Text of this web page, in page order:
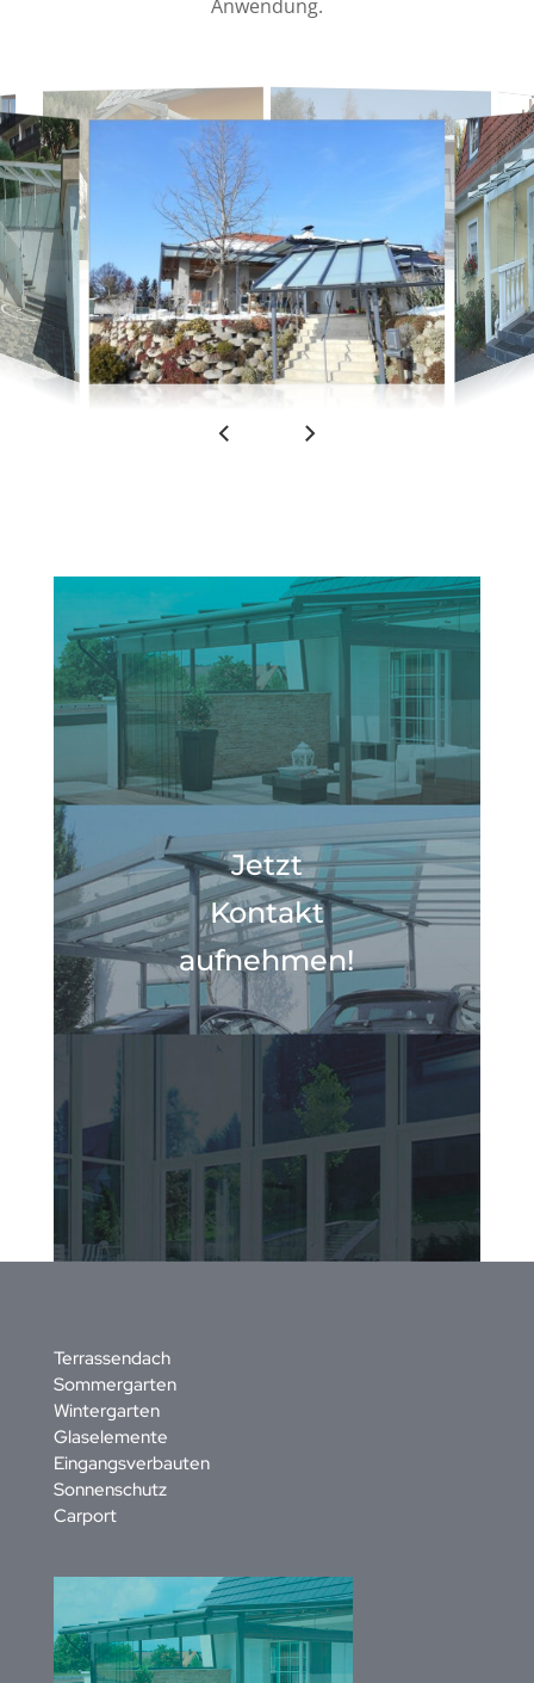
Anwendung.
Jetzt
Kontakt
aufnehmen!
Terrassendach
Sommergarten
Wintergarten
Glaselemente
Eingangsverbauten
Sonnenschutz
Carport